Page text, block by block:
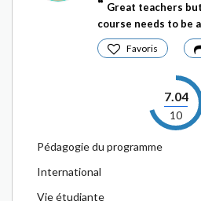
Great teachers
course needs to be
Favoris
7.04
10
Pédagogie du programme
International
Vie étudiante